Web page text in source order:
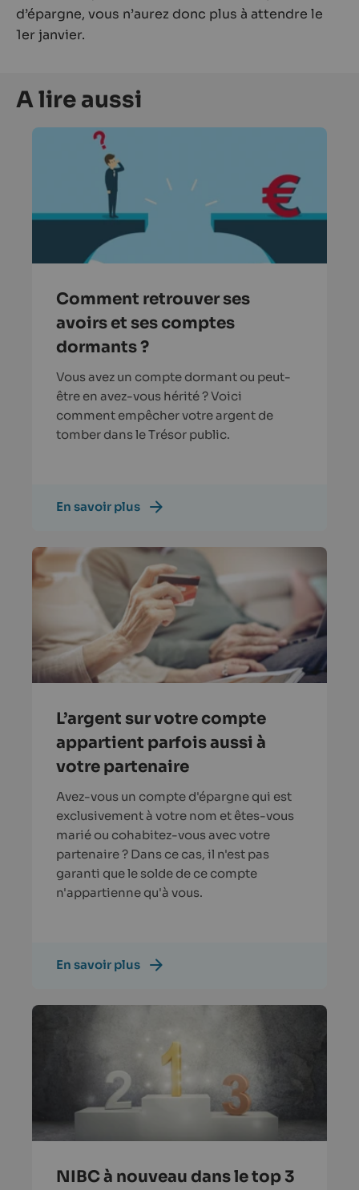
d’épargne, vous n’aurez donc plus à attendre le
1er janvier.
A lire aussi
Comment retrouver ses
avoirs et ses comptes
dormants ?
Vous avez un compte dormant ou peut-
être en avez-vous hérité ? Voici
comment empêcher votre argent de
tomber dans le Trésor public.
En savoir plus
L’argent sur votre compte
appartient parfois aussi à
votre partenaire
Avez-vous un compte d'épargne qui est
exclusivement à votre nom et êtes-vous
marié ou cohabitez-vous avec votre
partenaire ? Dans ce cas, il n'est pas
garanti que le solde de ce compte
n'appartienne qu'à vous.
En savoir plus
NIBC à nouveau dans le top 3